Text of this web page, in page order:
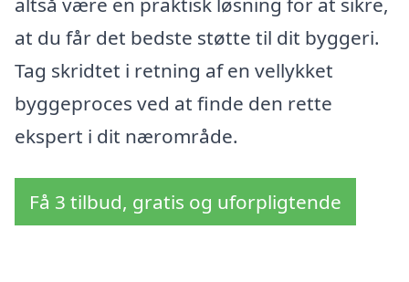
at du får det bedste støtte til dit byggeri.
Tag skridtet i retning af en vellykket
byggeproces ved at finde den rette
ekspert i dit nærområde.
Få 3 tilbud, gratis og uforpligtende